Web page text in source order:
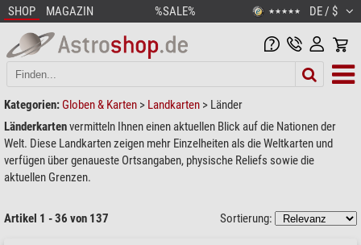
SHOP MAGAZIN %SALE% ★★★★★ DE / $
Kategorien: Globen & Karten > Landkarten > Länder
Länderkartenvermitteln Ihnen einen aktuellen Blick auf die Nationen der
Welt. Diese Landkarten zeigen mehr Einzelheiten als die Weltkarten und
verfügen über genaueste Ortsangaben, physische Reliefs sowie die
aktuellen Grenzen.
Artikel 1 - 36 von 137 Sortierung: